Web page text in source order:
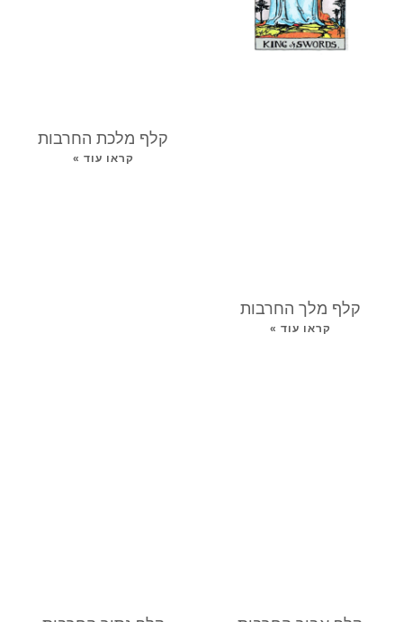
קלף מלך החרבות
קראו עוד »
קלף מלכת החרבות
קראו עוד »